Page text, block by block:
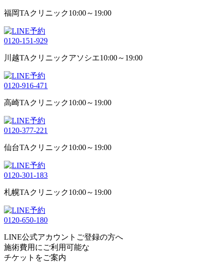
福岡TAクリニック10:00～19:00
0120-151-929
川越TAクリニックアソシエ10:00～19:00
0120-916-471
高崎TAクリニック10:00～19:00
0120-377-221
仙台TAクリニック10:00～19:00
0120-301-183
札幌TAクリニック10:00～19:00
0120-650-180
LINE公式アカウントご登録の方へ
施術費用にご利用可能な
チケット をご案内